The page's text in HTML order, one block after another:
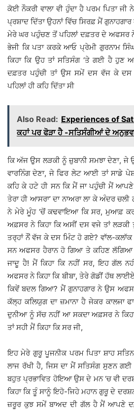
ਕੋਈ ਨੌਕਰੀ ਵਾਲਾ ਵੀ ਹੁੰਦਾ ਹੈ ਪਰਮ ਪਿਤਾ ਜੀ
ਪ੍ਰਸ਼ਾਦ ਦਿੱਤਾ ਉਹਨਾਂ ਵਿੱਚ ਸਿਰਫ਼ ਮੈਂ ਗੁਨਾਹਗਾਰ
ਮੇਰੇ ਘਰ ਪਹੁੰਚਣ ਤੋਂ ਪਹਿਲਾਂ ਦਫ਼ਤਰ ਦੇ ਅਫਸਰ
ਭੇਜੀ ਕਿ ਪਤਾ ਕਰਕੇ ਆਓ ਪ੍ਰੇਮੀ ਗੁਰਨਾਮ
ਕਿਹਾ ਕਿ ਉਹ ਤਾਂ ਸਤਿਸੰਗ ‘ਤੇ ਗਈ ਹੈ ਹੁਣ
ਦਫ਼ਤਰ ਪਹੁੰਚੀ ਤਾਂ ਉਸ ਸਮੇਂ ਦਸ ਵੱਜ ਕੇ
ਪਹਿਲਾਂ ਹੀ ਕਹਿ ਦਿੱਤਾ ਸੀ
Also Read: Experiences of
ਕਹਾਂ ਪਰ ਫੋੜਾ ਹੈ -ਸਤਿਸੰਗੀਆਂ ਦੇ ਅਨੁਭਵ
ਕਿ ਅੱਜ ਉੁਸ ਲੜਕੀ ਨੂੰ ਜ਼ੁਬਾਨੀ ਸਮਝਾ ਦੇਣਾ,
ਵਾਰਨਿੰਗ ਦੇਣਾ, ਜੇ ਫਿਰ ਲੇਟ ਆਈ ਤਾਂ ਸਾਡੇ
ਕਹਿ ਕੇ ਹਟੇ ਹੀ ਸਨ ਕਿ ਮੈਂ ਜਾ ਪਹੁੰਚੀ ਮੈਂ
ਤੇਰਾ ਹੀ ਆਸਰਾ’ ਦਾ ਨਾਅਰਾ ਲਾ ਕੇ ਅੰਦਰ
ਨੇ ਮੇਰੇ ਮੂੰਹ ‘ਚੋਂ ਕਢਵਾਇਆ ਕਿ ਸਰ, ਮੁਆਫ਼
ਅਫ਼ਸਰ ਨੇ ਕਿਹਾ ਕਿ ਅਸੀਂ ਦਸ ਵਜੇ ਤਾਂ ਲੜਕੀ
ਤਰ੍ਹਾਂ ਨੌਂ ਵੱਜ ਕੇ ਦਸ ਮਿੰਟ ਹੋ ਗਏ? ਵਾੱਲ-
ਸਨ ਅਫਸਰ ਹੈਰਾਨ ਹੋ ਗਿਆ ਤੇ ਕਹਿਣ ਲੱਗਿਆ
ਜਾਦੂ ਹੈ! ਮੈਂ ਕਿਹਾ ਕਿ ਨਹੀਂ ਸਰ, ਇਹ ਗੱਲ
ਅਫਸਰ ਨੇ ਕਿਹਾ ਕਿ ਬੀਬਾ, ਤੇਰੇ ਗੋਡੀਂ ਹੱਥ
ਕਿਵੇਂ ਬਦਲ ਗਿਆ? ਮੈਂ ਗੁਨਾਹਗਾਰ ਨੇ ਉਸ
ਕੱਲ੍ਹ ਕਲਿਯੁਗ ਦਾ ਜ਼ਮਾਨਾ ਹੈ ਜੇਕਰ ਕਾਲਜਾ
ਦੁਨੀਆ ਨੂੰ ਸੱਚ ਨਹੀਂ ਆ ਸਕਦਾ ਅਫ਼ਸਰ ਨੇ
ਤਾਂ ਸਹੀ ਮੈਂ ਕਿਹਾ ਕਿ ਸਰ ਜੀ,
ਇਹ ਮੇਰੇ ਗੁਰੂ ਪੂਜਨੀਕ ਪਰਮ ਪਿਤਾ ਸ਼ਾਹ
ਲਾਜ ਰੱਖੀ ਹੈ, ਜਿਸ ਦਾ ਮੈਂ ਸਤਿਸੰਗ ਸੁਣਨ
ਬਹੁਤ ਪ੍ਰਭਾਵਿਤ ਹੋਇਆ ਉਸ ਦੇ ਮਨ ‘ਚ ਵੀ
ਕਿਹਾ ਕਿ ਤੂੰ ਸਾਨੂੰ ਇਹੋ-ਜਿਹੇ ਮਹਾਨ ਗੁਰੂ ਦੇ ਦਰਸ਼ਨ
ਜ਼ਰੂਰ ਕੁਝ ਸਮੇਂ ਬਾਅਦ ਦੀ ਗੱਲ ਹੈ ਮੈਂ ਆਪਣੇ